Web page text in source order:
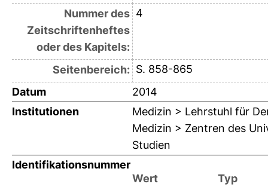
Nummer des
Zeitschriftenheftes
oder des Kapitels:
4
Seitenbereich: S. 858-865
Datum
2014
Institutionen
Medizin > Lehrstuhl für
Medizin > Zentren des
Studien
Identifikationsnummer
Wert
Typ